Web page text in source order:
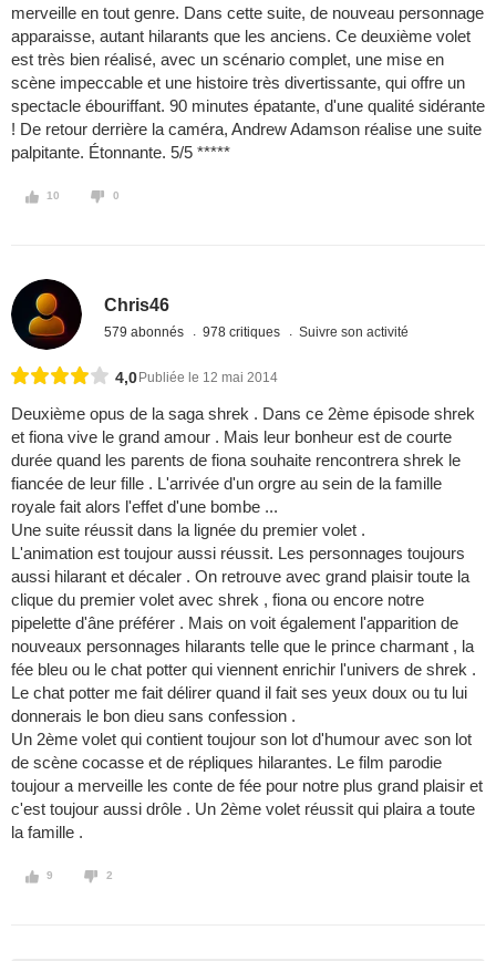
merveille en tout genre. Dans cette suite, de nouveau personnage
apparaisse, autant hilarants que les anciens. Ce deuxième volet
est très bien réalisé, avec un scénario complet, une mise en
scène impeccable et une histoire très divertissante, qui offre un
spectacle ébouriffant. 90 minutes épatante, d'une qualité sidérante
! De retour derrière la caméra, Andrew Adamson réalise une suite
palpitante. Étonnante. 5/5 *****
10 0
Chris46
579 abonnés 978 critiques Suivre son activité
4,0 Publiée le 12 mai 2014
Deuxième opus de la saga shrek . Dans ce 2ème épisode shrek
et fiona vive le grand amour . Mais leur bonheur est de courte
durée quand les parents de fiona souhaite rencontrera shrek le
fiancée de leur fille . L'arrivée d'un orgre au sein de la famille
royale fait alors l'effet d'une bombe ...
Une suite réussit dans la lignée du premier volet .
L'animation est toujour aussi réussit. Les personnages toujours
aussi hilarant et décaler . On retrouve avec grand plaisir toute la
clique du premier volet avec shrek , fiona ou encore notre
pipelette d'âne préférer . Mais on voit également l'apparition de
nouveaux personnages hilarants telle que le prince charmant , la
fée bleu ou le chat potter qui viennent enrichir l'univers de shrek .
Le chat potter me fait délirer quand il fait ses yeux doux ou tu lui
donnerais le bon dieu sans confession .
Un 2ème volet qui contient toujour son lot d'humour avec son lot
de scène cocasse et de répliques hilarantes. Le film parodie
toujour a merveille les conte de fée pour notre plus grand plaisir et
c'est toujour aussi drôle . Un 2ème volet réussit qui plaira a toute
la famille .
9 2